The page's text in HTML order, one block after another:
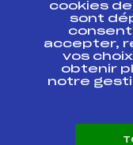
Projet de
Antidopage
Pôle
Scientifique
Listes
Pôle vie de
cookies
sont
accepter,
vos
obtenir
notre